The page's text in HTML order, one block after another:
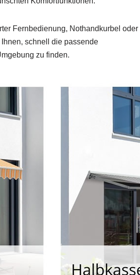
Fernbedienung, Nothandkurbel oder
schnell die passende
zu finden.